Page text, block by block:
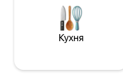
Кухня